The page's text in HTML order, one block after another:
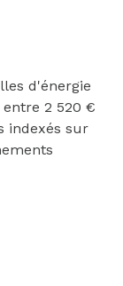
d'énergie
2 520 €
indexés sur